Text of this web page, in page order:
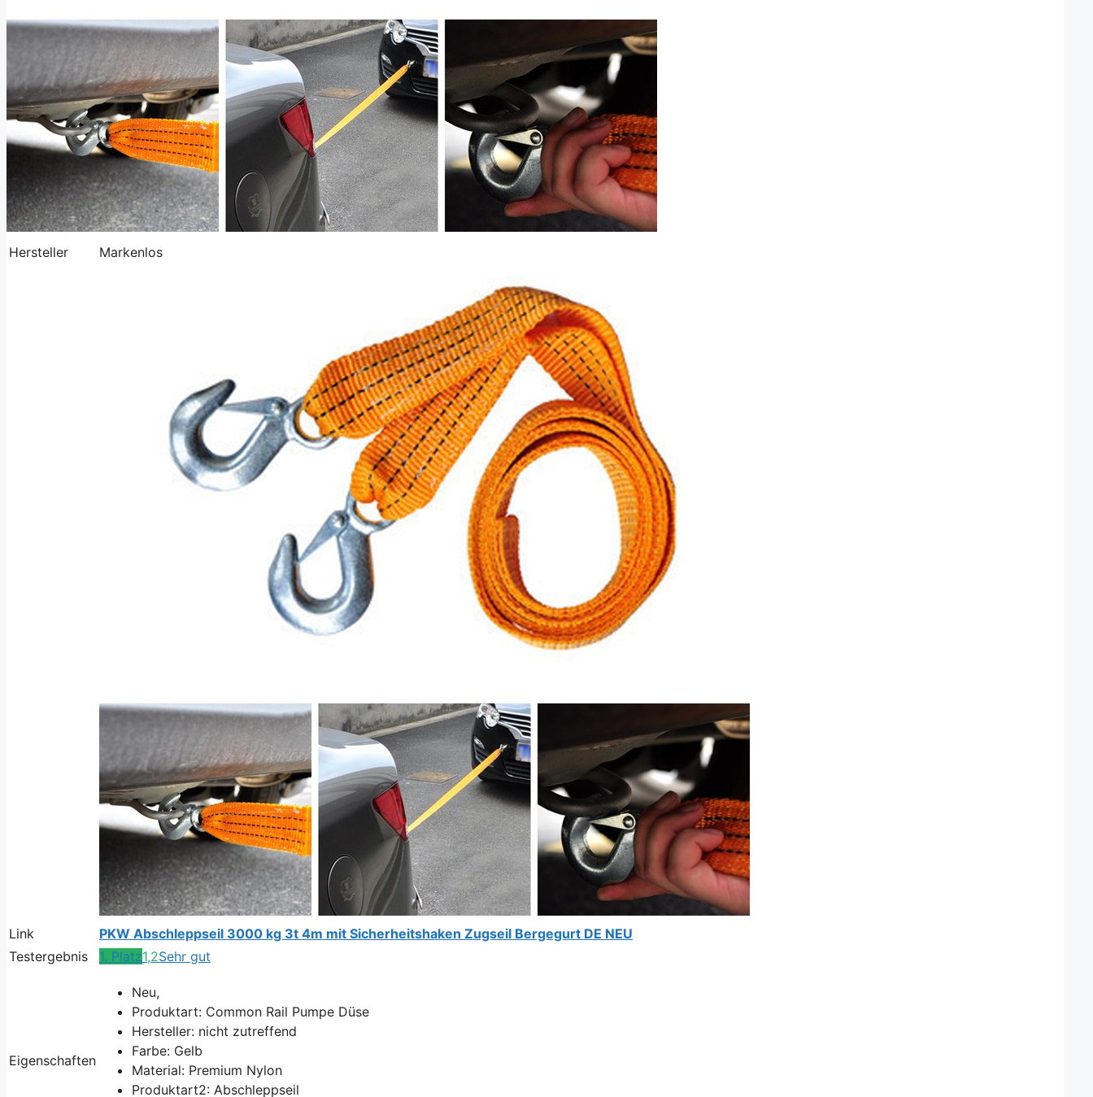
Hersteller Markenlos
Link
PKW Abschleppseil 3000 kg 3t 4m mit Sicherheitshaken Zugseil Bergegurt DE NEU
Testergebnis
1. Platz1,2Sehr gut
Eigenschaften
Neu,
Produktart: Common Rail Pumpe Düse
Hersteller: nicht zutreffend
Farbe: Gelb
Material: Premium Nylon
Produktart2: Abschleppseil